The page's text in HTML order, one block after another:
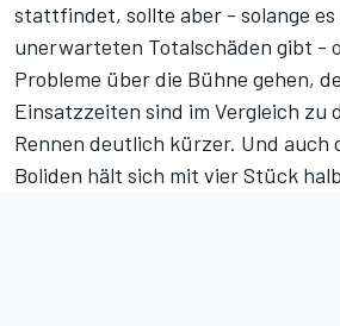
stattfindet, sollte aber - solange es
unerwarteten Totalschäden gibt -
Probleme über die Bühne gehen,
Einsatzzeiten sind im Vergleich zu
Rennen deutlich kürzer. Und auch
Boliden hält sich mit vier Stück